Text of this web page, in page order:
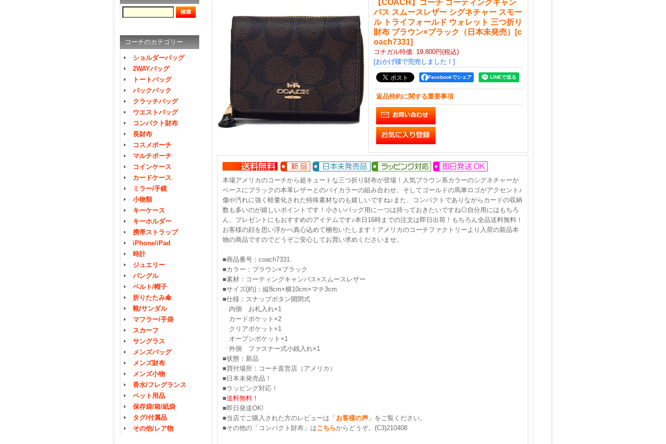
コーチのカテゴリー
ショルダーバッグ
2WAYバッグ
トートバッグ
バックパック
クラッチバッグ
ウエストバッグ
コンパクト財布
長財布
コスメポーチ
マルチポーチ
コインケース
カードケース
ミラー/手鏡
小物類
キーケース
キーホルダー
携帯ストラップ
iPhone/iPad
時計
ジュエリー
バングル
ベルト/帽子
折りたたみ傘
靴/サンダル
マフラー/手袋
スカーフ
サングラス
メンズバッグ
メンズ財布
メンズ小物
香水/フレグランス
ペット用品
保存袋/箱/紙袋
タグ/付属品
その他/レア物
【COACH】コーチ コーティングキャン
バス スムースレザー シグネチャー スモー
ル トライフォールド ウォレット 三つ折り
財布 ブラウン×ブラック（日本未発売）
[c
oach7331]
コチガル特価: 19,800円(税込)
[おかげ様で完売しました！]
Facebookでシェア
返品特約に関する重要事項
本場アメリカのコーチから超キュートな三つ折り財布が登場！人気ブラウン系カラーのシグネチャーが
ベースにブラックの本革レザーとのバイカラーの組み合わせ、そしてゴールドの馬車ロゴがアクセント♪
傷や汚れに強く軽量化された特殊素材なのも嬉しいですね♪また、コンパクトでありながらカードの収納
数も多いのが嬉しいポイントです！小さいバッグ用に一つは持っておきたいですね◎自分用にはもちろ
ん、プレゼントにもおすすめのアイテムです♪本日16時までの注文は即日出荷！もちろん全品送料無料！
お客様の顔を思い浮かべ真心込めて梱包いたします！アメリカのコーチファクトリーより入荷の新品本
物の商品ですのでどうぞご安心してお買い求めくださいませ。
■商品番号：coach7331
■カラー：ブラウン×ブラック
■素材：コーティングキャンバス×スムースレザー
■サイズ(約)：縦8cm×横10cm×マチ3cm
■仕様：スナップボタン開閉式
内側 お札入れ×1
カードポケット×2
クリアポケット×1
オープンポケット×1
外側 ファスナー式小銭入れ×1
■状態：新品
■買付場所：コーチ直営店（アメリカ）
■日本未発売品！
■ラッピング対応！
■送料無料！
■即日発送OK!
■当店でご購入された方のレビューは「 お客様の声 」をご覧ください。
■その他の「コンパクト財布」はこちらからどうぞ。(C3)210408